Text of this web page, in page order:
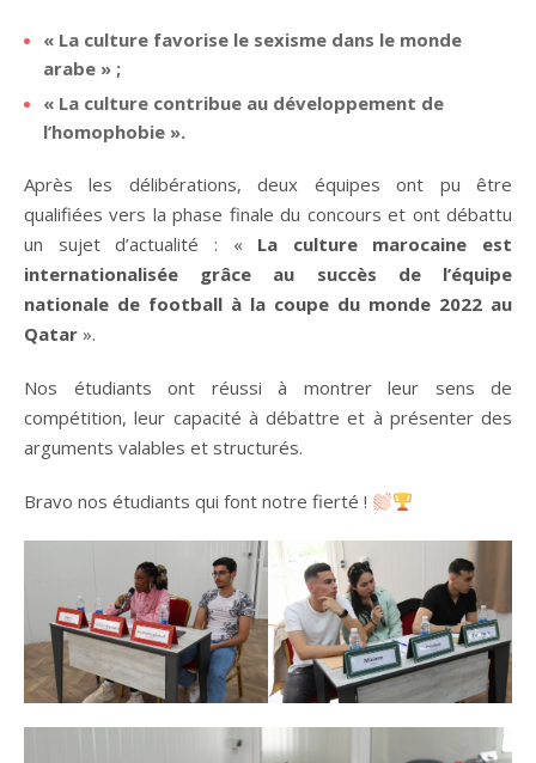
« La culture favorise le sexisme dans le monde
arabe » ;
« La culture contribue au développement de
l’homophobie ».
Après les délibérations, deux équipes ont pu être
qualifiées vers la phase finale du concours et ont débattu
un sujet d’actualité : « La culture marocaine est
internationalisée grâce au succès de l’équipe
nationale de football à la coupe du monde 2022 au
Qatar ».
Nos étudiants ont réussi à montrer leur sens de
compétition, leur capacité à débattre et à présenter des
arguments valables et structurés.
Bravo nos étudiants qui font notre fierté !